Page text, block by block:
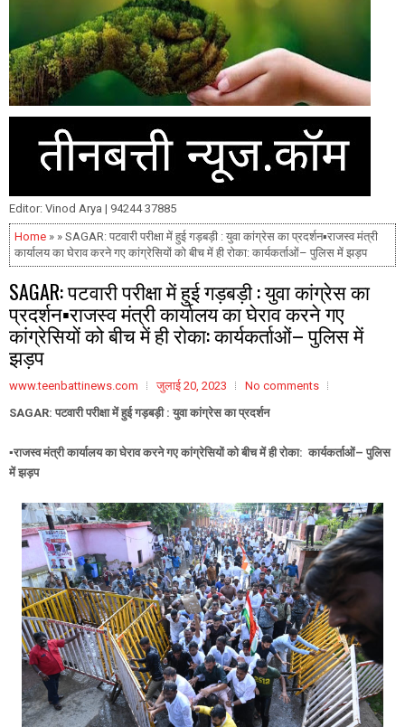
Editor: Vinod Arya | 94244 37885
Home » » SAGAR: पटवारी परीक्षा में हुई गड़बड़ी : युवा कांग्रेस का प्रदर्शन▪️राजस्व मंत्री
कार्यालय का घेराव करने गए कांग्रेसियों को बीच में ही रोका: कार्यकर्ताओं– पुलिस में झड़प
SAGAR: पटवारी परीक्षा में हुई गड़बड़ी : युवा कांग्रेस का
प्रदर्शन▪️राजस्व मंत्री कार्यालय का घेराव करने गए
कांग्रेसियों को बीच में ही रोका: कार्यकर्ताओं– पुलिस में
झड़प
www.teenbattinews.com जुलाई 20, 2023
No comments
SAGAR: पटवारी परीक्षा में हुई गड़बड़ी : युवा कांग्रेस का प्रदर्शन
▪️राजस्व मंत्री कार्यालय का घेराव करने गए कांग्रेसियों को बीच में ही रोका: कार्यकर्ताओं– पुलिस
में झड़प